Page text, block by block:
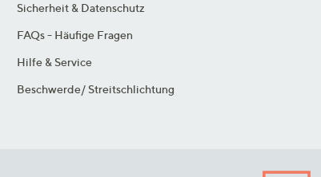
Sicherheit & Datenschutz
FAQs - Häufige Fragen
Hilfe & Service
Beschwerde/ Streitschlichtung